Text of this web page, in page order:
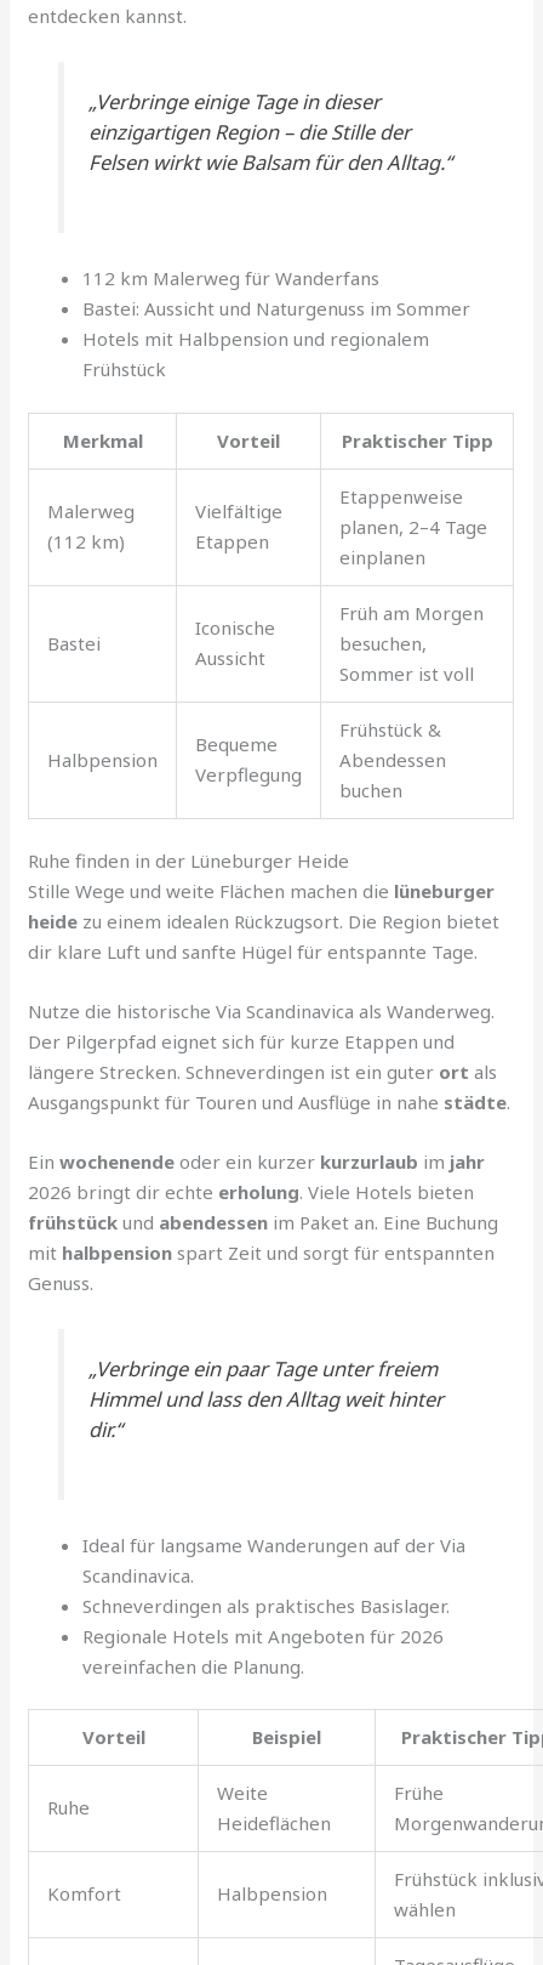
entdecken kannst.
„Verbringe einige Tage in dieser
einzigartigen Region – die Stille der
Felsen wirkt wie Balsam für den Alltag.“
112 km Malerweg für Wanderfans
Bastei: Aussicht und Naturgenuss im Sommer
Hotels mit Halbpension und regionalem
Frühstück
Merkmal Vorteil Praktischer Tipp
Malerweg
(112 km)
Vielfältige
Etappen
Etappenweise
planen, 2–4 Tage
einplanen
Bastei
Iconische
Aussicht
Früh am Morgen
besuchen,
Sommer ist voll
Halbpension
Bequeme
Verpflegung
Frühstück &
Abendessen
buchen
Ruhe finden in der Lüneburger Heide
Stille Wege und weite Flächen machen die lüneburger
heide zu einem idealen Rückzugsort. Die Region bietet
dir klare Luft und sanfte Hügel für entspannte Tage.
Nutze die historische Via Scandinavica als Wanderweg.
Der Pilgerpfad eignet sich für kurze Etappen und
längere Strecken. Schneverdingen ist ein guter ort als
Ausgangspunkt für Touren und Ausflüge in nahe städte.
Einwochenende oder ein kurzer kurzurlaub im jahr
2026 bringt dir echte erholung. Viele Hotels bieten
frühstück und abendessen im Paket an. Eine Buchung
mit halbpension spart Zeit und sorgt für entspannten
Genuss.
„Verbringe ein paar Tage unter freiem
Himmel und lass den Alltag weit hinter
dir.“
Ideal für langsame Wanderungen auf der Via
Scandinavica.
Schneverdingen als praktisches Basislager.
Regionale Hotels mit Angeboten für 2026
vereinfachen die Planung.
Vorteil Beispiel Praktischer
Ruhe
Weite
Heideflächen
Frühe
Komfort Halbpension
Frühstück
wählen